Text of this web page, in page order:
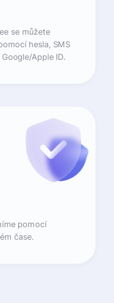
se můžete
hesla, SMS
Apple ID.
pomocí
čase.